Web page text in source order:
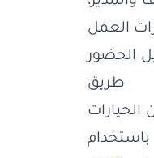
العمل
الحضور
طريق
باستخدام